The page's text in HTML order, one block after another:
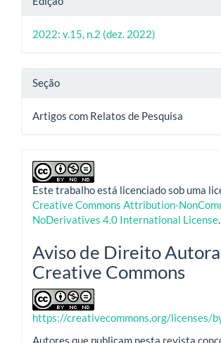
2022: v.15, n.2 (dez. 2022)
Seção
Artigos com Relatos de Pesquisa
Este trabalho está licenciado sob uma
Creative Commons Attribution-
NoDerivatives 4.0 International License.
Aviso de Direito
Creative Commons
https://creativecommons.org/licenses/
Autores que publicam nesta revista